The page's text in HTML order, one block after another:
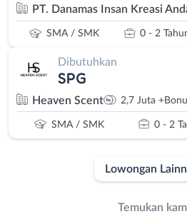
PT. Danamas Insan Kreasi
SMA / SMK 0 - 2
Dibutuhkan
SPG
Heaven Scent 2,7 Juta
SMA / SMK 0 - 2
Lowongan
Temukan